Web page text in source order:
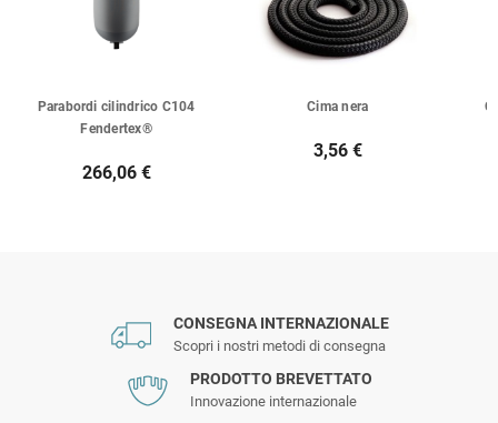
Parabordi cilindrico C104
Fendertex®
266,06 €
Cima nera
3,56 €
CONSEGNA INTERNAZIONALE
Scopri i nostri metodi di consegna
PRODOTTO BREVETTATO
Innovazione internazionale